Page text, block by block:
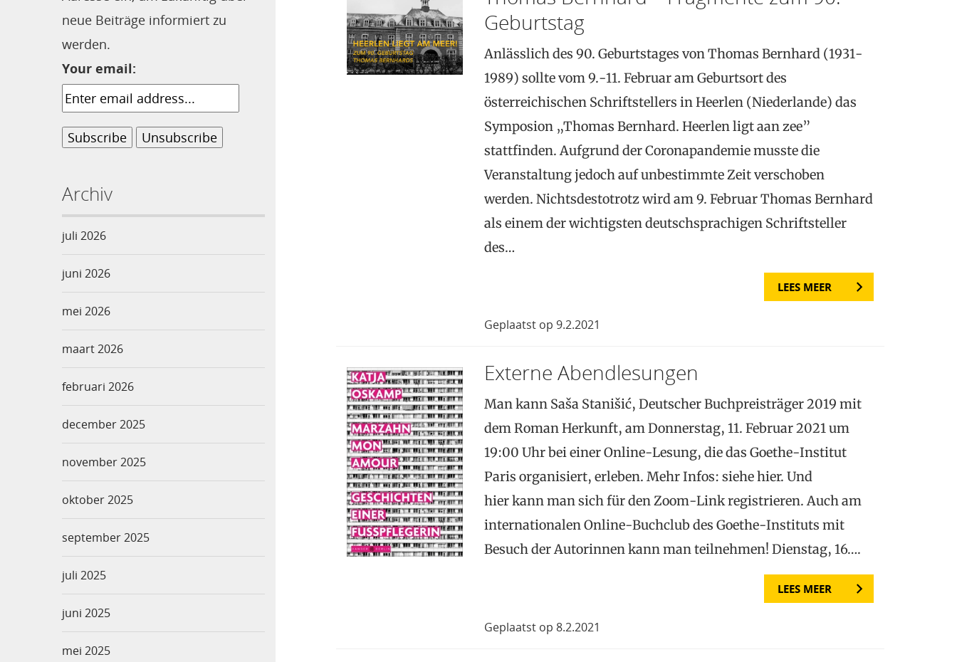
neue Beiträge informiert zu
werden.
Your email:
Archiv
juli 2026
juni 2026
mei 2026
maart 2026
februari 2026
december 2025
november 2025
oktober 2025
september 2025
juli 2025
juni 2025
mei 2025
Geburtstag
Anlässlich des 90. Geburtstages von Thomas Bernhard (1931-
1989) sollte vom 9.-11. Februar am Geburtsort des
österreichischen Schriftstellers in Heerlen (Niederlande) das
Symposion „Thomas Bernhard. Heerlen ligt aan zee”
stattfinden. Aufgrund der Coronapandemie musste die
Veranstaltung jedoch auf unbestimmte Zeit verschoben
werden. Nichtsdestotrotz wird am 9. Februar Thomas Bernhard
als einem der wichtigsten deutschsprachigen Schriftsteller
des…
LEES MEER
Geplaatst op 9.2.2021
Externe Abendlesungen
Man kann Saša Stanišić, Deutscher Buchpreisträger 2019 mit
dem Roman Herkunft, am Donnerstag, 11. Februar 2021 um
19:00 Uhr bei einer Online-Lesung, die das Goethe-Institut
Paris organisiert, erleben. Mehr Infos: siehe hier. Und
hier kann man sich für den Zoom-Link registrieren. Auch am
internationalen Online-Buchclub des Goethe-Instituts mit
Besuch der Autorinnen kann man teilnehmen! Dienstag, 16….
LEES MEER
Geplaatst op 8.2.2021